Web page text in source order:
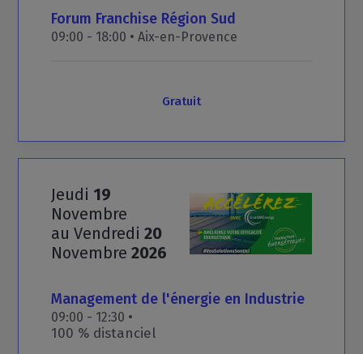
Forum Franchise Région Sud
09:00 - 18:00 •Aix-en-Provence
Gratuit
Jeudi 19
Novembre
au Vendredi20
Novembre2026
Management de l'énergie en Industrie
09:00 - 12:30 •
100 % distanciel